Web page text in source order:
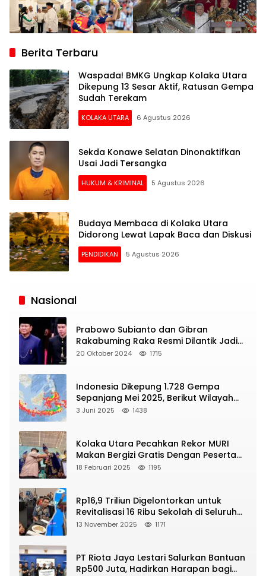
Berita Terbaru
Waspada! BMKG Ungkap Kolaka Utara
Dikepung 13 Sesar Aktif, Ratusan Gempa
Sudah Terekam
KOLAKA UTARA 6 Agustus 2026
Sekda Konawe Selatan Dinonaktifkan
Usai Jadi Tersangka
HUKUM & KRIMINAL 5 Agustus 2026
Budaya Membaca di Kolaka Utara
Didorong Lewat Lapak Baca dan Diskusi
PENDIDIKAN 5 Agustus 2026
Siaran
Nasional
Prabowo Subianto dan Gibran
Rakabuming Raka Resmi Dilantik Jadi
Presiden dan Wapres RI
20 Oktober 2024 1715
Indonesia Dikepung 1.728 Gempa
Sepanjang Mei 2025, Berikut Wilayah
Yang Intens Diguncang!
3 Juni 2025 1438
Kolaka Utara Pecahkan Rekor MURI
Makan Bergizi Gratis Dengan Peserta
Terbanyak
18 Februari 2025 1195
Rp16,9 Triliun Digelontorkan untuk
Revitalisasi 16 Ribu Sekolah di Seluruh
Indonesia
13 November 2025 1171
PT Riota Jaya Lestari Salurkan Bantuan
Rp500 Juta, Hadirkan Harapan bagi